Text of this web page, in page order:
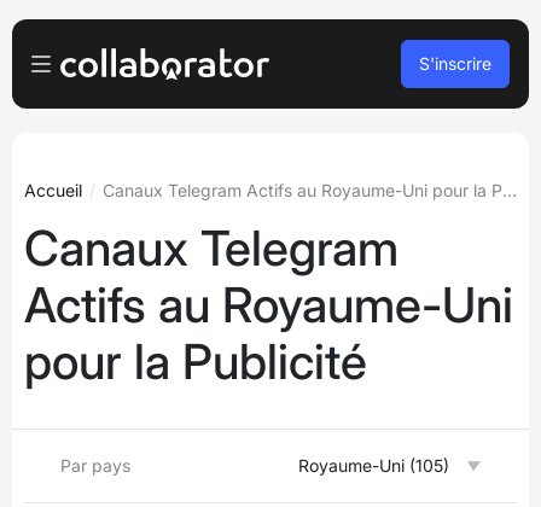
Pour les Éditeurs
Pour les agences
Podcasts et webinaires
Blog
Se connecter
S’inscrire
S'inscrire
Accueil Canaux Telegram Actifs au Royaume-Uni pour la Publicité
Canaux Telegram
Actifs au Royaume-Uni
pour la Publicité
Par pays Royaume-Uni (105)